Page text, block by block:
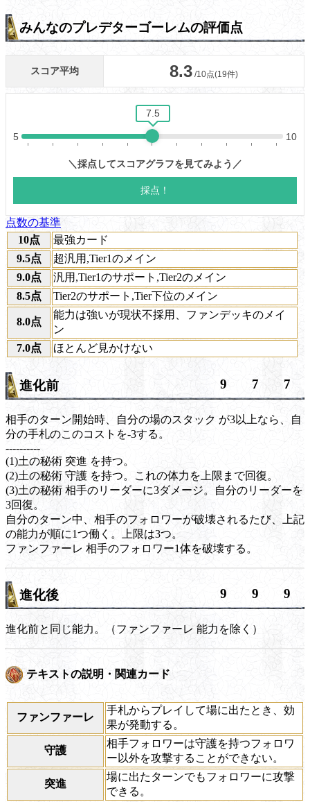
みんなのプレデターゴーレムの評価点
点数の基準
10点
最強カード
9.5点
超汎用,Tier1のメイン
9.0点
汎用,Tier1のサポート,Tier2のメイン
8.5点
Tier2のサポート,Tier下位のメイン
8.0点
能力は強いが現状不採用、ファンデッキのメイ
ン
7.0点
ほとんど見かけない
進化前 9 7 7
相手のターン開始時、自分の場のスタック が3以上なら、自
分の手札のこのコストを-3する。
----------
(1)土の秘術 突進 を持つ。
(2)土の秘術 守護 を持つ。これの体力を上限まで回復。
(3)土の秘術 相手のリーダーに3ダメージ。自分のリーダーを
3回復。
自分のターン中、相手のフォロワーが破壊されるたび、上記
の能力が順に1つ働く。上限は3つ。
ファンファーレ 相手のフォロワー1体を破壊する。
進化後 9 9 9
進化前と同じ能力。（ファンファーレ 能力を除く）
テキストの説明・関連カード
ファンファーレ
手札からプレイして場に出たとき、効
果が発動する。
守護
相手フォロワーは守護を持つフォロワ
ー以外を攻撃することができない。
突進
場に出たターンでもフォロワーに攻撃
できる。